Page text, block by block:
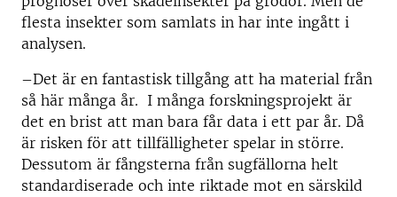
flesta insekter som samlats in har inte ingått i
analysen.
–Det är en fantastisk tillgång att ha material från
så här många år. I många forskningsprojekt är
det en brist att man bara får data i ett par år. Då
är risken för att tillfälligheter spelar in större.
Dessutom är fångsterna från sugfällorna helt
standardiserade och inte riktade mot en särskild